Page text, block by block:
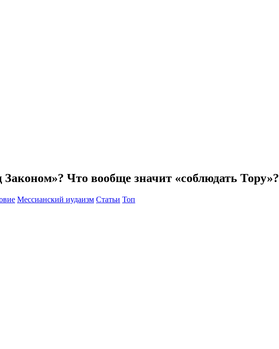
Что вообще значит «соблюдать Тору»?
Мессианский иудаизм Статьи Топ